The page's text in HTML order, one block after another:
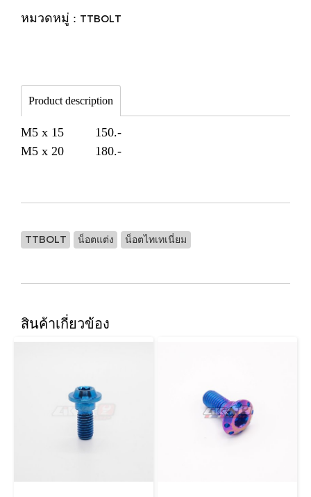
หมวดหมู่ : TTBOLT
Product description
M5 x 15 150.-
M5 x 20 180.-
TTBOLT น็อตแต่ง น็อตไทเทเนี่ยม
สินค้าเกี่ยวข้อง